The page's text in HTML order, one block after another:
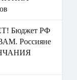
Бюджет РФ
Россияне